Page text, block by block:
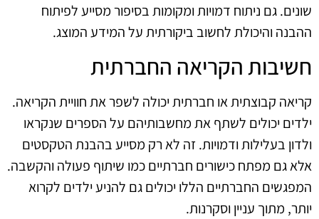
שונים. גם ניתוח דמויות ומקומות בסיפור מסייע לפיתוח
ההבנה והיכולת לחשוב ביקורתית על המידע המוצג.
חשיבות הקריאה החברתית
קריאה קבוצתית או חברתית יכולה לשפר את חוויית הקריאה.
ילדים יכולים לשתף את מחשבותיהם על הספרים שנקראו
ולדון בעלילות ודמויות. זה לא רק מסייע בהבנת הטקסטים
אלא גם מפתח כישורים חברתיים כמו שיתוף פעולה והקשבה.
המפגשים החברתיים הללו יכולים גם להניע ילדים לקרוא
יותר, מתוך עניין וסקרנות.